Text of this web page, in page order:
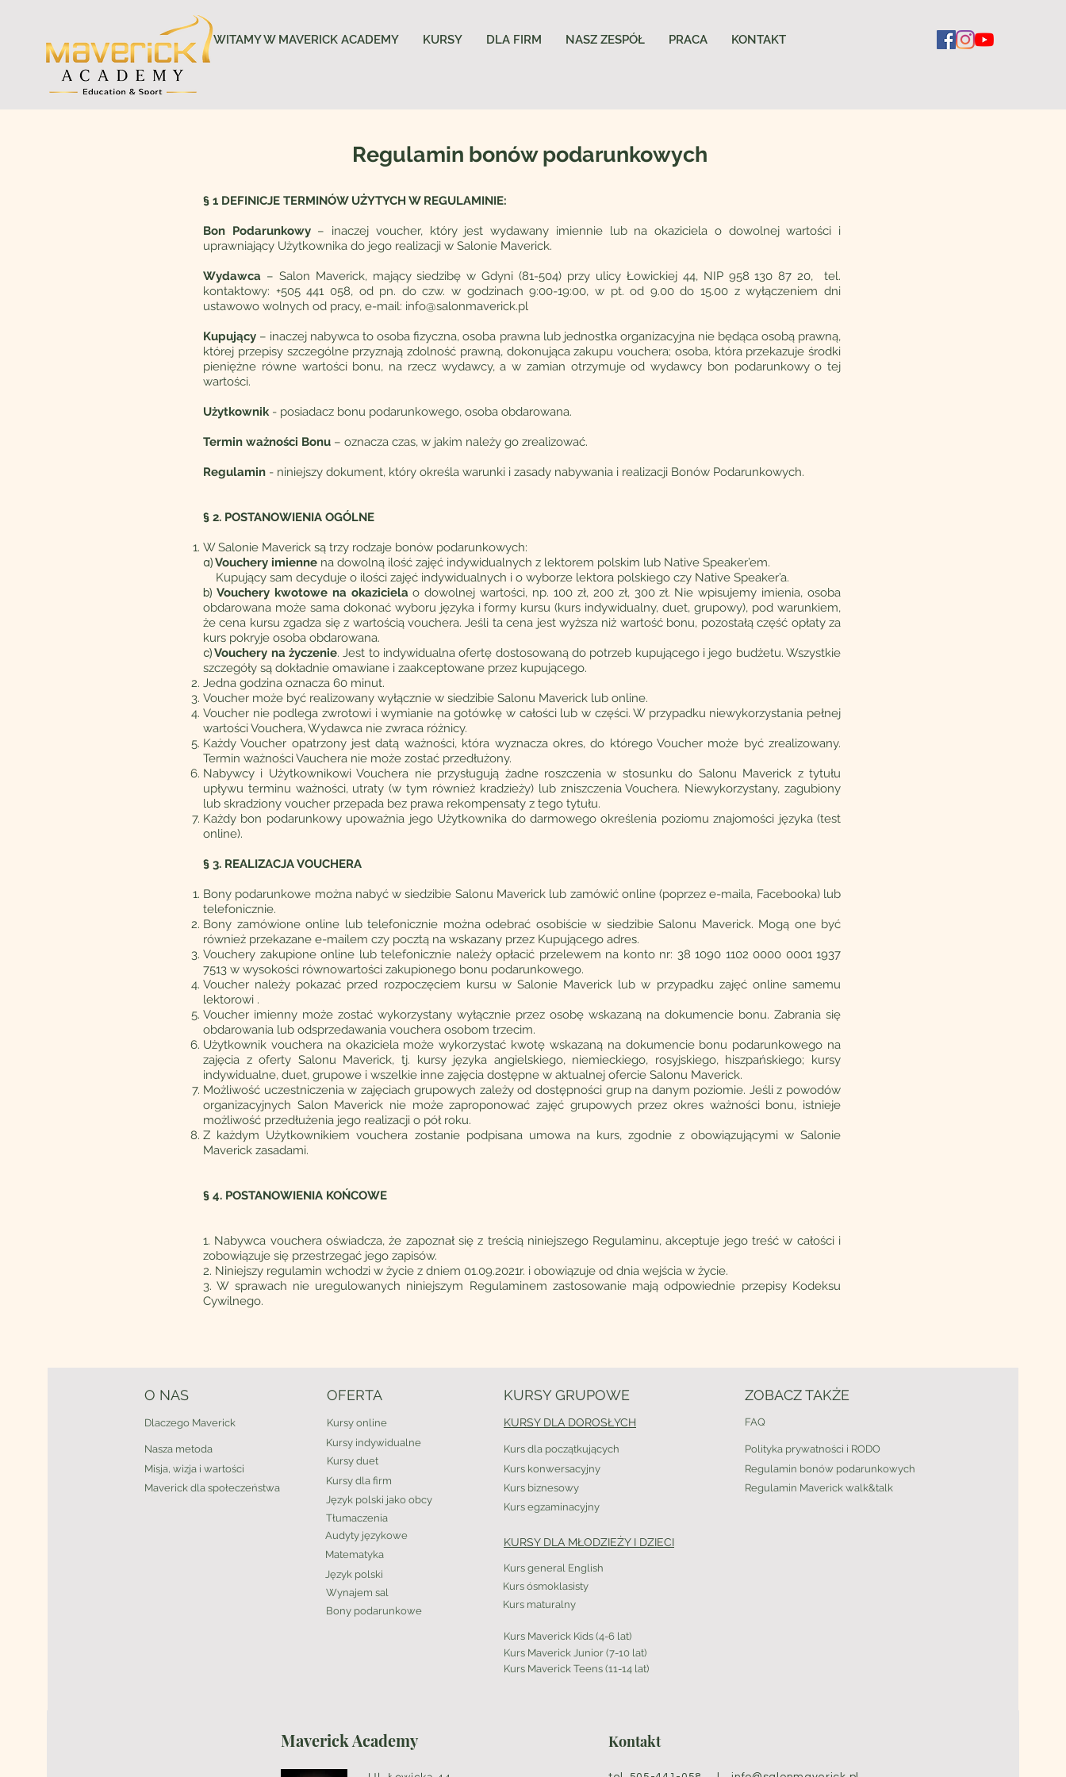
WITAMY W MAVERICK ACADEMY KURSY DLA FIRM NASZ ZESPÓŁ PRACA KONTAKT
Regulamin bonów podarunkowych
§ 1 DEFINICJE TERMINÓW UŻYTYCH W REGULAMINIE:
Bon Podarunkowy – inaczej voucher, który jest wydawany imiennie lub na okaziciela o dowolnej wartości i
uprawniający Użytkownika do jego realizacji w Salonie Maverick.
Wydawca – Salon Maverick, mający siedzibę w Gdyni (81-504) przy ulicy Łowickiej 44, NIP 958 130 87 20, tel.
kontaktowy: +505 441 058, od pn. do czw. w godzinach 9:00-19:00, w pt. od 9.00 do 15.00 z wyłączeniem dni
ustawowo wolnych od pracy, e-mail: info@salonmaverick.pl
Kupujący – inaczej nabywca to osoba fizyczna, osoba prawna lub jednostka organizacyjna nie będąca osobą prawną,
której przepisy szczególne przyznają zdolność prawną, dokonująca zakupu vouchera; osoba, która przekazuje środki
pieniężne równe wartości bonu, na rzecz wydawcy, a w zamian otrzymuje od wydawcy bon podarunkowy o tej
wartości.
Użytkownik- posiadacz bonu podarunkowego, osoba obdarowana.
Termin ważności Bonu – oznacza czas, w jakim należy go zrealizować.
Regulamin - niniejszy dokument, który określa warunki i zasady nabywania i realizacji Bonów Podarunkowych.
§ 2. POSTANOWIENIA OGÓLNE
W Salonie Maverick są trzy rodzaje bonów podarunkowych:
a) Vouchery imienne na dowolną ilość zajęć indywidualnych z lektorem polskim lub Native Speaker’em.
Kupujący sam decyduje o ilości zajęć indywidualnych i o wyborze lektora polskiego czy Native Speaker’a.
b) Vouchery kwotowe na okazicielao dowolnej wartości, np. 100 zł, 200 zł, 300 zł. Nie wpisujemy imienia, osoba
obdarowana może sama dokonać wyboru języka i formy kursu (kurs indywidualny, duet, grupowy), pod warunkiem,
że cena kursu zgadza się z wartością vouchera. Jeśli ta cena jest wyższa niż wartość bonu, pozostałą część opłaty za
kurs pokryje osoba obdarowana.
c)Vouchery na życzenie. Jest to indywidualna ofertę dostosowaną do potrzeb kupującego i jego budżetu. Wszystkie
szczegóły są dokładnie omawiane i zaakceptowane przez kupującego.
Jedna godzina oznacza 60 minut.
Voucher może być realizowany wyłącznie w siedzibie Salonu Maverick lub online.
Voucher nie podlega zwrotowi i wymianie na gotówkę w całości lub w części. W przypadku niewykorzystania pełnej
wartości Vouchera, Wydawca nie zwraca różnicy.
Każdy Voucher opatrzony jest datą ważności, która wyznacza okres, do którego Voucher może być zrealizowany.
Termin ważności Vauchera nie może zostać przedłużony.
Nabywcy i Użytkownikowi Vouchera nie przysługują żadne roszczenia w stosunku do Salonu Maverick z tytułu
upływu terminu ważności, utraty (w tym również kradzieży) lub zniszczenia Vouchera. Niewykorzystany, zagubiony
lub skradziony voucher przepada bez prawa rekompensaty z tego tytułu.
Każdy bon podarunkowy upoważnia jego Użytkownika do darmowego określenia poziomu znajomości języka (test
online).
§ 3. REALIZACJA VOUCHERA
Bony podarunkowe można nabyć w siedzibie Salonu Maverick lub zamówić online (poprzez e-maila, Facebooka) lub
telefonicznie.
Bony zamówione online lub telefonicznie można odebrać osobiście w siedzibie Salonu Maverick. Mogą one być
również przekazane e-mailem czy pocztą na wskazany przez Kupującego adres.
Vouchery zakupione online lub telefonicznie należy opłacić przelewem na konto nr: 38 1090 1102 0000 0001 1937
7513 w wysokości równowartości zakupionego bonu podarunkowego.
Voucher należy pokazać przed rozpoczęciem kursu w Salonie Maverick lub w przypadku zajęć online samemu
lektorowi .
Voucher imienny może zostać wykorzystany wyłącznie przez osobę wskazaną na dokumencie bonu. Zabrania się
obdarowania lub odsprzedawania vouchera osobom trzecim.
Użytkownik vouchera na okaziciela może wykorzystać kwotę wskazaną na dokumencie bonu podarunkowego na
zajęcia z oferty Salonu Maverick, tj. kursy języka angielskiego, niemieckiego, rosyjskiego, hiszpańskiego; kursy
indywidualne, duet, grupowe i wszelkie inne zajęcia dostępne w aktualnej ofercie Salonu Maverick.
Możliwość uczestniczenia w zajęciach grupowych zależy od dostępności grup na danym poziomie. Jeśli z powodów
organizacyjnych Salon Maverick nie może zaproponować zajęć grupowych przez okres ważności bonu, istnieje
możliwość przedłużenia jego realizacji o pół roku.
Z każdym Użytkownikiem vouchera zostanie podpisana umowa na kurs, zgodnie z obowiązującymi w Salonie
Maverick zasadami.
§ 4. POSTANOWIENIA KOŃCOWE
1. Nabywca vouchera oświadcza, że zapoznał się z treścią niniejszego Regulaminu, akceptuje jego treść w całości i
zobowiązuje się przestrzegać jego zapisów.
2. Niniejszy regulamin wchodzi w życie z dniem 01.09.2021r. i obowiązuje od dnia wejścia w życie.
3. W sprawach nie uregulowanych niniejszym Regulaminem zastosowanie mają odpowiednie przepisy Kodeksu
Cywilnego.
O NAS
Dlaczego Maverick
Nasza metoda
Misja, wizja i wartości
Maverick dla społeczeństwa
OFERTA
Kursy online
Kursy indywidualne
Kursy duet
Kursy dla firm
Język polski jako obcy
Tłumaczenia
Audyty językowe
KURSY GRUPOWE
KURSY DLA DOROSŁYCH
Kurs dla początkujących
Kurs konwersacyjny
Kurs biznesowy
Kurs egzaminacyjny
KURSY DLA MŁODZIEŻY I DZIECI
ZOBACZ TAKŻE
FAQ
Polityka prywatności i RODO
Regulamin bonów podarunkowych
Regulamin Maverick walk&talk
Matematyka
Język polski
Wynajem sal
Bony podarunkowe
Kurs general English
Kurs ósmoklasisty
Kurs maturalny
Kurs Maverick Kids (4-6 lat)
Kurs Maverick Junior (7-10 lat)
Kurs Maverick Teens (11-14 lat)
Maverick Academy Kontakt